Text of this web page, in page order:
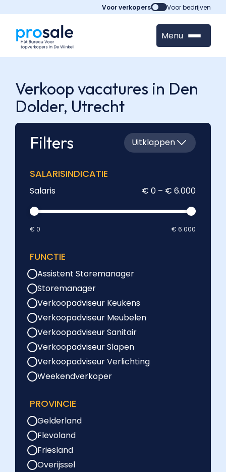
Voor verkopers Voor bedrijven
Menu
Verkoop vacatures in Den
Dolder, Utrecht
Filters
Uitklappen
SALARISINDICATIE
Salaris € 0 – € 6.000
€ 0 € 6.000
FUNCTIE
Assistent Storemanager
Storemanager
Verkoopadviseur Keukens
Verkoopadviseur Meubelen
Verkoopadviseur Sanitair
Verkoopadviseur Slapen
Verkoopadviseur Verlichting
Weekendverkoper
PROVINCIE
Gelderland
Flevoland
Friesland
Overijssel